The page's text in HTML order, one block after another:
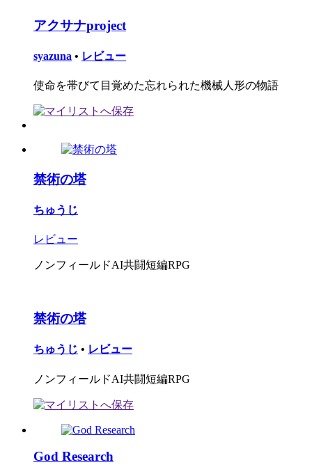
アクサナproject
syazuna • レビュー
使命を帯びて目覚めた忘れられた機械人形の物語
禁術の塔
ちゅうじ
レビュー
ノンフィールドAI共闘短編RPG
禁術の塔
ちゅうじ • レビュー
ノンフィールドAI共闘短編RPG
God Research